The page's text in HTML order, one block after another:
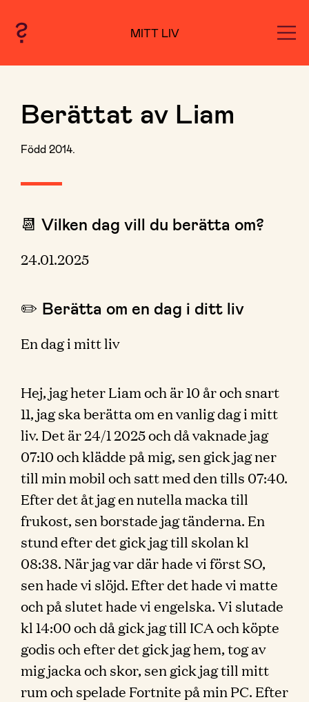
MITT LIV
Berättat av Liam
Född 2014.
📆 Vilken dag vill du berätta om?
24.01.2025
✏️ Berätta om en dag i ditt liv
En dag i mitt liv
Hej, jag heter Liam och är 10 år och snart
11, jag ska berätta om en vanlig dag i mitt
liv. Det är 24/1 2025 och då vaknade jag
07:10 och klädde på mig, sen gick jag ner
till min mobil och satt med den tills 07:40.
Efter det åt jag en nutella macka till
frukost, sen borstade jag tänderna. En
stund efter det gick jag till skolan kl
08:38. När jag var där hade vi först SO,
sen hade vi slöjd. Efter det hade vi matte
och på slutet hade vi engelska. Vi slutade
kl 14:00 och då gick jag till ICA och köpte
godis och efter det gick jag hem, tog av
mig jacka och skor, sen gick jag till mitt
rum och spelade Fortnite på min PC. Efter